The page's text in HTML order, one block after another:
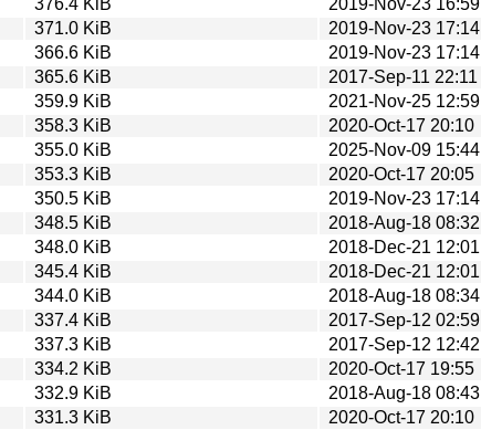
371.0 KiB
2019-Nov-23 17:14
366.6 KiB
2019-Nov-23 17:14
365.6 KiB
2017-Sep-11 22:11
359.9 KiB
2021-Nov-25 12:59
358.3 KiB
2020-Oct-17 20:10
355.0 KiB
2025-Nov-09 15:44
353.3 KiB
2020-Oct-17 20:05
350.5 KiB
2019-Nov-23 17:14
348.5 KiB
2018-Aug-18 08:32
348.0 KiB
2018-Dec-21 12:01
345.4 KiB
2018-Dec-21 12:01
344.0 KiB
2018-Aug-18 08:34
337.4 KiB
2017-Sep-12 02:59
337.3 KiB
2017-Sep-12 12:42
334.2 KiB
2020-Oct-17 19:55
332.9 KiB
2018-Aug-18 08:43
331.3 KiB
2020-Oct-17 20:10